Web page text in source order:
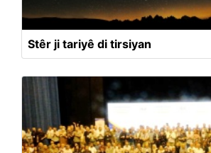
Stêr ji tariyê di tirsiyan